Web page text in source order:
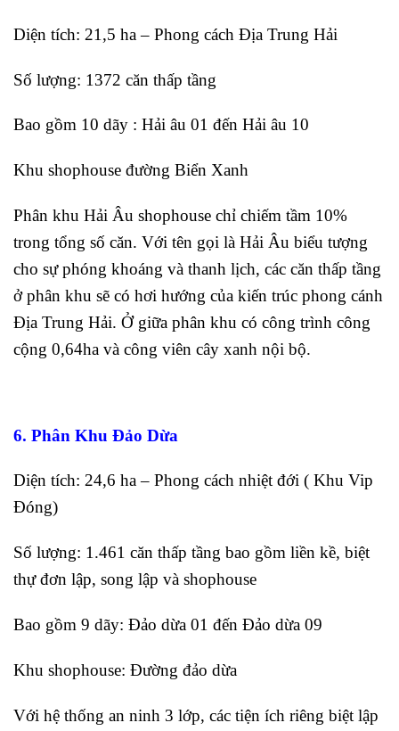
Diện tích: 21,5 ha – Phong cách Địa Trung Hải
Số lượng: 1372 căn thấp tầng
Bao gồm 10 dãy : Hải âu 01 đến Hải âu 10
Khu shophouse đường Biển Xanh
Phân khu Hải Âu shophouse chỉ chiếm tầm 10%
trong tổng số căn. Với tên gọi là Hải Âu biểu tượng
cho sự phóng khoáng và thanh lịch, các căn thấp tầng
ở phân khu sẽ có hơi hướng của kiến trúc phong cánh
Địa Trung Hải. Ở giữa phân khu có công trình công
cộng 0,64ha và công viên cây xanh nội bộ.
6. Phân Khu Đảo Dừa
Diện tích: 24,6 ha – Phong cách nhiệt đới ( Khu Vip
Đóng)
Số lượng: 1.461 căn thấp tầng bao gồm liền kề, biệt
thự đơn lập, song lập và shophouse
Bao gồm 9 dãy: Đảo dừa 01 đến Đảo dừa 09
Khu shophouse: Đường đảo dừa
Với hệ thống an ninh 3 lớp, các tiện ích riêng biệt lập